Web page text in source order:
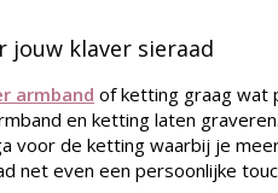
jouw klaver sieraad
armband of ketting graag wat
en ketting laten
voor de ketting waarbij je
net even een persoonlijke